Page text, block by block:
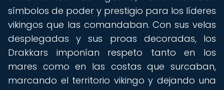
símbolos de poder y prestigio para los líderes
vikingos que las comandaban. Con sus velas
desplegadas y sus proas decoradas, los
Drakkars imponían respeto tanto en los
mares como en las costas que surcaban,
marcando el territorio vikingo y dejando una